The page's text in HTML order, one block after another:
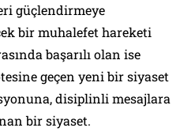
güçlendirmeye
bir muhalefet hareketi
başarılı olan ise
geçen yeni bir siyaset
disiplinli mesajlara
bir siyaset.